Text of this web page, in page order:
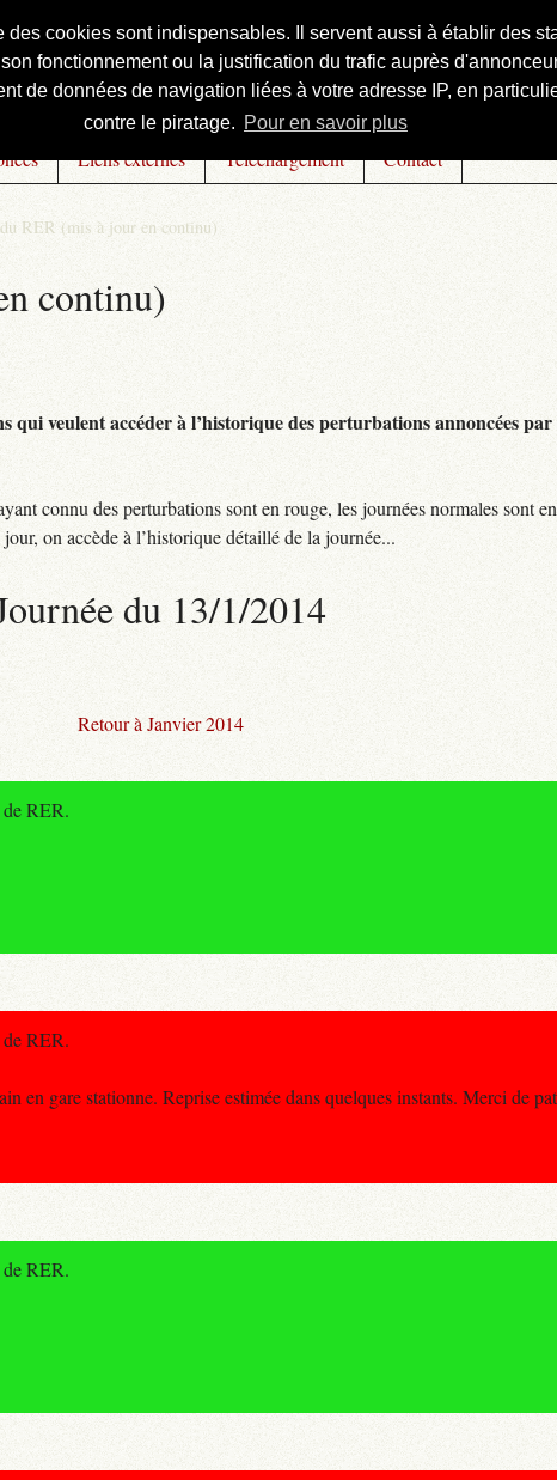
cookies sont indispensables. Il servent aussi à établir des
fonctionnement ou la justification du trafic auprès
de données de navigation liées à votre adresse IP, en
contre le piratage. Pour en savoir plus
Liens externes Téléchargement Contact
RER (mis à jour en continu)
continu)
veulent accéder à l’historique des perturbations annoncées
connu des perturbations sont en rouge, les journées normales sont
on accède à l’historique détaillé de la journée...
du 13/1/2014
Retour à Janvier 2014
RER.
RER.
en gare stationne. Reprise estimée dans quelques instants. Merci de
RER.